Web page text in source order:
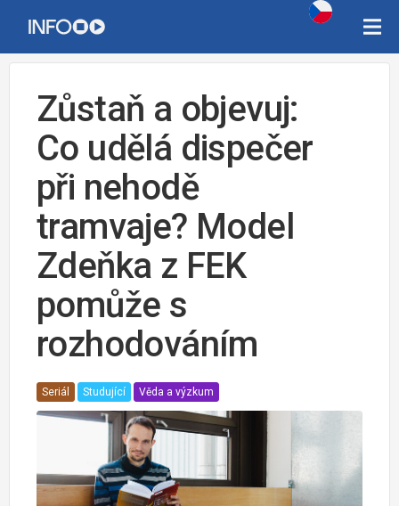
Zůstaň a objevuj:
Co udělá dispečer
při nehodě
tramvaje? Model
Zdeňka z FEK
pomůže s
rozhodováním
Seriál Studující Věda a výzkum